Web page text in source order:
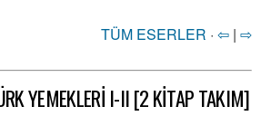
TÜM ESERLER · ⇦ | ⇨
YEMEKLERİ I-II [2 KİTAP TAKIM]